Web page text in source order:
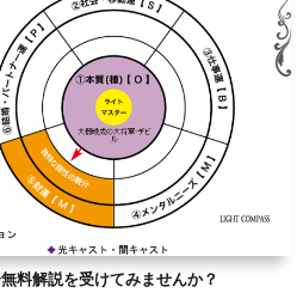
解説を受けてみませんか？